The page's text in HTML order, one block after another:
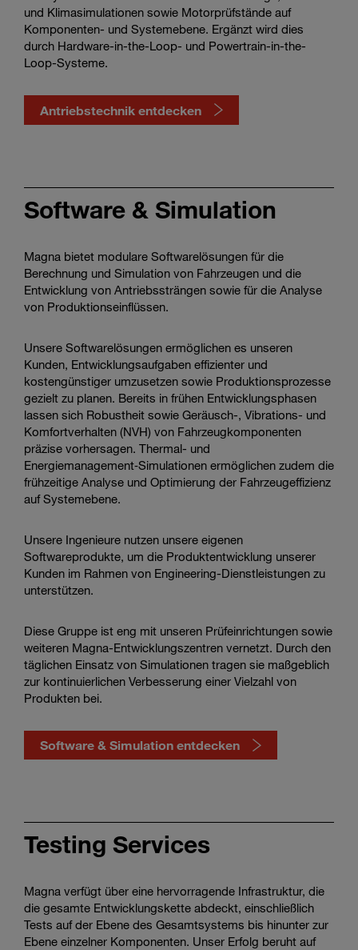
und Klimasimulationen sowie Motorprüfstände auf
Komponenten- und Systemebene. Ergänzt wird dies
durch Hardware-in-the-Loop- und Powertrain-in-the-
Loop-Systeme.
Antriebstechnik entdecken
propulsion
engineering
in
Software & Simulation
Magna bietet modulare Softwarelösungen für die
Berechnung und Simulation von Fahrzeugen und die
Entwicklung von Antriebssträngen sowie für die Analyse
von Produktionseinflüssen.
Unsere Softwarelösungen ermöglichen es unseren
Kunden, Entwicklungsaufgaben effizienter und
kostengünstiger umzusetzen sowie Produktionsprozesse
gezielt zu planen. Bereits in frühen Entwicklungsphasen
lassen sich Robustheit sowie Geräusch-, Vibrations- und
Komfortverhalten (NVH) von Fahrzeugkomponenten
präzise vorhersagen. Thermal- und
Energiemanagement‑Simulationen ermöglichen zudem die
frühzeitige Analyse und Optimierung der Fahrzeugeffizienz
auf Systemebene.
Unsere Ingenieure nutzen unsere eigenen
Softwareprodukte, um die Produktentwicklung unserer
Kunden im Rahmen von Engineering-Dienstleistungen zu
unterstützen.
Diese Gruppe ist eng mit unseren Prüfeinrichtungen sowie
weiteren Magna-Entwicklungszentren vernetzt. Durch den
täglichen Einsatz von Simulationen tragen sie maßgeblich
zur kontinuierlichen Verbesserung einer Vielzahl von
Produkten bei.
Software & Simulation entdecken
how
software
&
shape
mobility
Testing Services
Magna verfügt über eine hervorragende Infrastruktur, die
die gesamte Entwicklungskette abdeckt, einschließlich
Tests auf der Ebene des Gesamtsystems bis hinunter zur
Ebene einzelner Komponenten. Unser Erfolg beruht auf